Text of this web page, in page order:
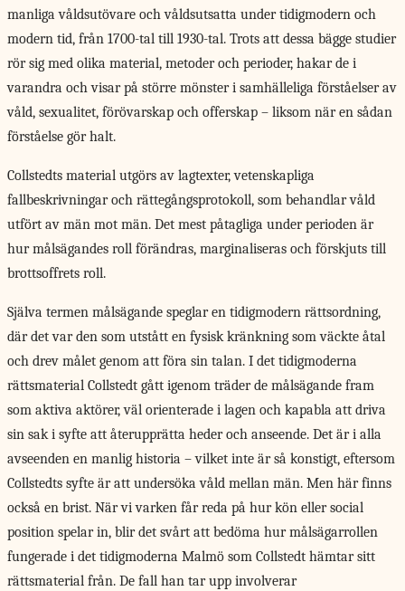
manliga våldsutövare och våldsutsatta under tidigmodern och
modern tid, från 1700-tal till 1930-tal. Trots att dessa bägge studier
rör sig med olika material, metoder och perioder, hakar de i
varandra och visar på större mönster i samhälleliga förståelser av
våld, sexualitet, förövarskap och offerskap – liksom när en sådan
förståelse gör halt.
Collstedts material utgörs av lagtexter, vetenskapliga
fallbeskrivningar och rättegångsprotokoll, som behandlar våld
utfört av män mot män. Det mest påtagliga under perioden är
hur målsägandes roll förändras, marginaliseras och förskjuts till
brottsoffrets roll.
Själva termen målsägande speglar en tidigmodern rättsordning,
där det var den som utstått en fysisk kränkning som väckte åtal
och drev målet genom att föra sin talan. I det tidigmoderna
rättsmaterial Collstedt gått igenom träder de målsägande fram
som aktiva aktörer, väl orienterade i lagen och kapabla att driva
sin sak i syfte att återupprätta heder och anseende. Det är i alla
avseenden en manlig historia – vilket inte är så konstigt, eftersom
Collstedts syfte är att undersöka våld mellan män. Men här finns
också en brist. När vi varken får reda på hur kön eller social
position spelar in, blir det svårt att bedöma hur målsägarrollen
fungerade i det tidigmoderna Malmö som Collstedt hämtar sitt
rättsmaterial från. De fall han tar upp involverar